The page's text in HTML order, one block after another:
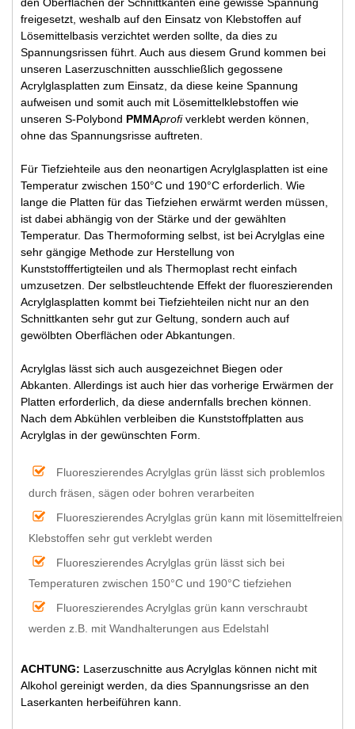
freigesetzt, weshalb auf den Einsatz von Klebstoffen auf
Lösemittelbasis verzichtet werden sollte, da dies zu
Spannungsrissen führt. Auch aus diesem Grund kommen bei
unseren Laserzuschnitten ausschließlich gegossene
Acrylglasplatten zum Einsatz, da diese keine Spannung
aufweisen und somit auch mit Lösemittelklebstoffen wie
unseren S-Polybond PMMAprofiverklebt werden können,
ohne das Spannungsrisse auftreten.
Für Tiefziehteile aus den neonartigen Acrylglasplatten ist eine
Temperatur zwischen 150°C und 190°C erforderlich. Wie
lange die Platten für das Tiefziehen erwärmt werden müssen,
ist dabei abhängig von der Stärke und der gewählten
Temperatur. Das Thermoforming selbst, ist bei Acrylglas eine
sehr gängige Methode zur Herstellung von
Kunststofffertigteilen und als Thermoplast recht einfach
umzusetzen. Der selbstleuchtende Effekt der fluoreszierenden
Acrylglasplatten kommt bei Tiefziehteilen nicht nur an den
Schnittkanten sehr gut zur Geltung, sondern auch auf
gewölbten Oberflächen oder Abkantungen.
Acrylglas lässt sich auch ausgezeichnet Biegen oder
Abkanten. Allerdings ist auch hier das vorherige Erwärmen der
Platten erforderlich, da diese andernfalls brechen können.
Nach dem Abkühlen verbleiben die Kunststoffplatten aus
Acrylglas in der gewünschten Form.
Fluoreszierendes Acrylglas grün lässt sich problemlos
durch fräsen, sägen oder bohren verarbeiten
Fluoreszierendes Acrylglas grün kann mit lösemittelfreien
Klebstoffen sehr gut verklebt werden
Fluoreszierendes Acrylglas grün lässt sich bei
Temperaturen zwischen 150°C und 190°C tiefziehen
Fluoreszierendes Acrylglas grün kann verschraubt
werden z.B. mit Wandhalterungen aus Edelstahl
ACHTUNG: Laserzuschnitte aus Acrylglas können nicht mit
Alkohol gereinigt werden, da dies Spannungsrisse an den
Laserkanten herbeiführen kann.